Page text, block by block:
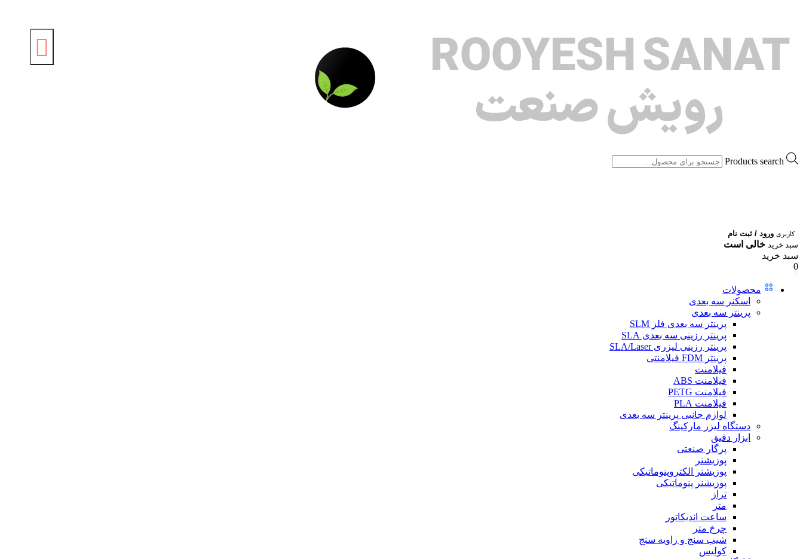
Products search
کاربری ورود / ثبت نام
سبد خرید خالی است
سبد خرید
0
محصولات
اسکنر سه بعدی
پرینتر سه بعدی
پرینتر سه بعدی فلز SLM
پرینتر رزینی سه بعدی SLA
پرینتر رزینی لیزری SLA/Laser
پرینتر FDM فیلامنتی
فیلامنت
فیلامنت ABS
فیلامنت PETG
فیلامنت PLA
لوازم جانبی پرینتر سه بعدی
دستگاه لیزر مارکینگ
ابزار دقیق
پرگار صنعتی
پوزیشنر
پوزیشنر الکتروپنوماتیکی
پوزیشنر پنوماتیکی
تراز
متر
ساعت اندیکاتور
چرخ متر
شیب سنج و زاویه سنج
کولیس